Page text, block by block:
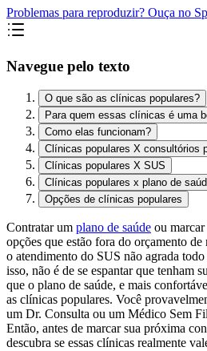
Problemas para reproduzir? Ouça no
Navegue pelo texto
O que são as clínicas populares?
Para quem essas clínicas é uma
Como elas funcionam?
Clínicas populares X consultórios
Clínicas populares X SUS
Clínicas populares x plano de
Opções de clínicas populares
Contratar um plano de saúde ou
opções que estão fora do orçamento
o atendimento do SUS não agrada
isso, não é de se espantar que tenham
que o plano de saúde, e mais
as clínicas populares. Você
um Dr. Consulta ou um Médico Sem
Então, antes de marcar sua próxima
descubra se essas clínicas realmente